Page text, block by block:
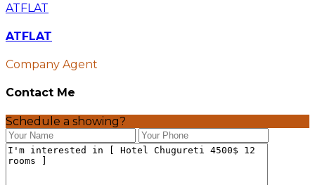
ATFLAT
ATFLAT
Company Agent
Contact Me
Schedule a showing?